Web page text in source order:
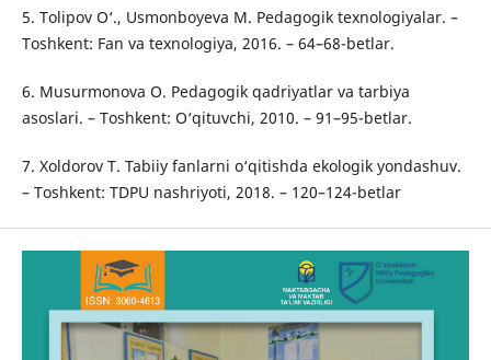
5. Tolipov O‘., Usmonboyeva M. Pedagogik texnologiyalar. –
Toshkent: Fan va texnologiya, 2016. – 64–68-betlar.
6. Musurmonova O. Pedagogik qadriyatlar va tarbiya
asoslari. – Toshkent: O‘qituvchi, 2010. – 91–95-betlar.
7. Xoldorov T. Tabiiy fanlarni o‘qitishda ekologik yondashuv.
– Toshkent: TDPU nashriyoti, 2018. – 120–124-betlar